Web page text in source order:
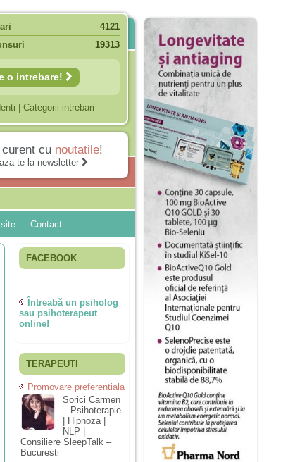
4121
19313
o intrebare!
Categorii intrebari
cu noutatile!
te la newsletter
Contact
FACEBOOK
Întreabă un psiholog
sau psihoterapeut
online!
TERAPEUTI
Promovare preferentiala
Sorici Carmen
– Psihoterapie
| Hipnoza |
NLP |
Consiliere SleepTalk –
Bucuresti